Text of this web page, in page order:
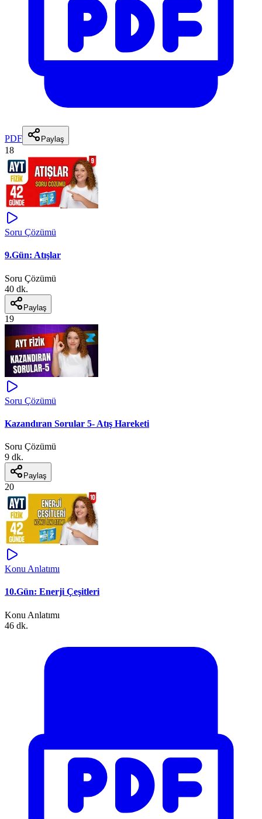
PDF Paylaş
18
Soru Çözümü
9.Gün: Atışlar
Soru Çözümü
40 dk.
Paylaş
19
Soru Çözümü
Kazandıran Sorular 5- Atış Hareketi
Soru Çözümü
9 dk.
Paylaş
20
Konu Anlatımı
10.Gün: Enerji Çeşitleri
Konu Anlatımı
46 dk.